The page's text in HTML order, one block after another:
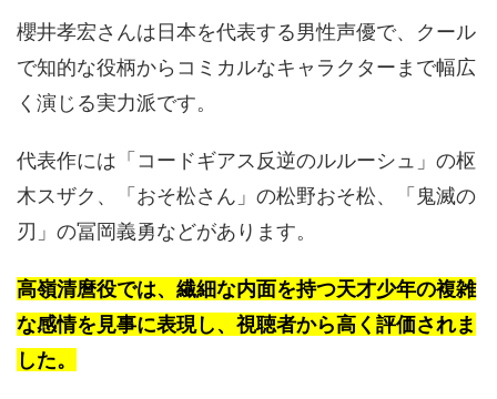
櫻井孝宏さんは日本を代表する男性声優で、クール
で知的な役柄からコミカルなキャラクターまで幅広
く演じる実力派です。
代表作には「コードギアス反逆のルルーシュ」の枢
木スザク、「おそ松さん」の松野おそ松、「鬼滅の
刃」の冨岡義勇などがあります。
高嶺清麿役では、繊細な内面を持つ天才少年の複雑
な感情を見事に表現し、視聴者から高く評価されま
した。